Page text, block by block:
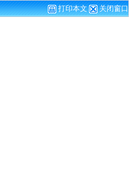
打印本文
关闭窗口